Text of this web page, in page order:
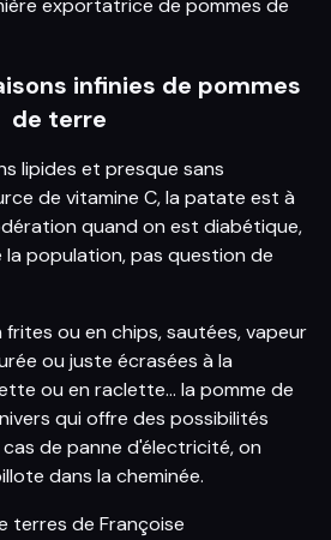
exportatrice de pommes de
infinies de pommes
de terre
lipides et presque sans
de vitamine C, la patate est à
quand on est diabétique,
population, pas question de
frites ou en chips, sautées, vapeur
ou juste écrasées à la
ou en raclette... la pomme de
qui offre des possibilités
cas de panne d'électricité, on
dans la cheminée.
terres de Françoise